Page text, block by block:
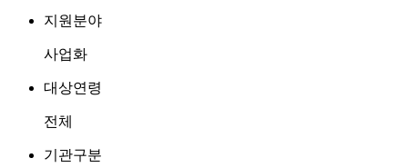
지원분야
사업화
대상연령
전체
기관구분